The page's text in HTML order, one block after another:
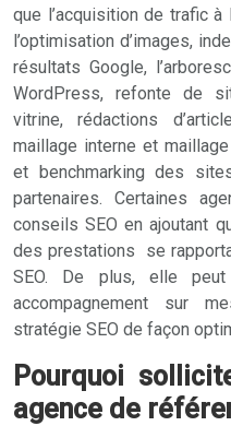
que l’acquisition de trafic à
l’optimisation d’images,
résultats Google,
WordPress, refonte de
vitrine, rédactions
maillage interne et
et benchmarking des
partenaires. Certaines
conseils SEO en ajoutant
des prestations se
SEO. De plus, elle
accompagnement sur
stratégie SEO de façon
Pourquoi
agence de